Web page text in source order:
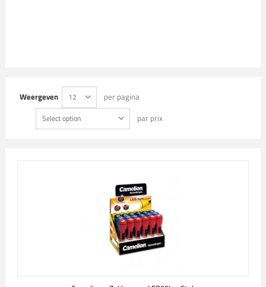
Weergeven 12 per pagina
Select option par prix